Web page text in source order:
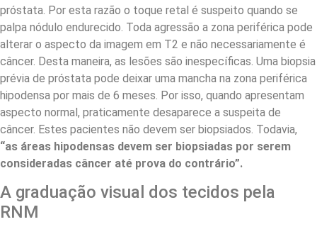
próstata. Por esta razão o toque retal é suspeito quando se
palpa nódulo endurecido. Toda agressão a zona periférica pode
alterar o aspecto da imagem em T2 e não necessariamente é
câncer. Desta maneira, as lesões são inespecíficas. Uma biopsia
prévia de próstata pode deixar uma mancha na zona periférica
hipodensa por mais de 6 meses. Por isso, quando apresentam
aspecto normal, praticamente desaparece a suspeita de
câncer. Estes pacientes não devem ser biopsiados. Todavia,
“as áreas hipodensas devem ser biopsiadas por serem
consideradas câncer até prova do contrário”.
A graduação visual dos tecidos pela
RNM